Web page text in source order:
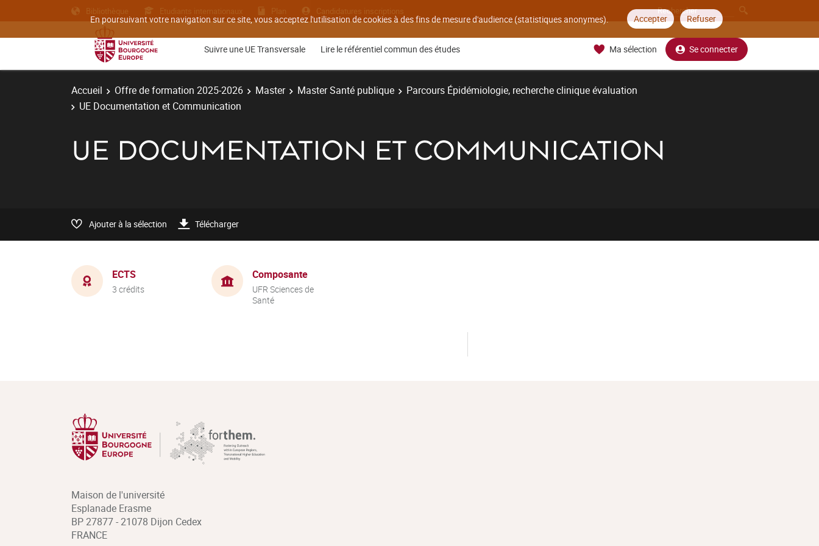
En poursuivant votre navigation sur ce site, vous acceptez l'utilisation de cookies à des fins de mesure d'audience (statistiques anonymes). Accepter Refuser
Bibliothèque Etudiants internationaux Plan Candidatures inscriptions
Suivre une UE Transversale Lire le référentiel commun des études Ma sélection Se connecter
Accueil Offre de formation 2025-2026 Master Master Santé publique
Parcours Épidémiologie, recherche clinique évaluation
UE Documentation et Communication
UE DOCUMENTATION ET COMMUNICATION
Ajouter à la sélection Télécharger
ECTS
3 crédits
Composante
UFR Sciences de
Santé
Maison de l'université
Esplanade Erasme
BP 27877 - 21078 Dijon Cedex
FRANCE